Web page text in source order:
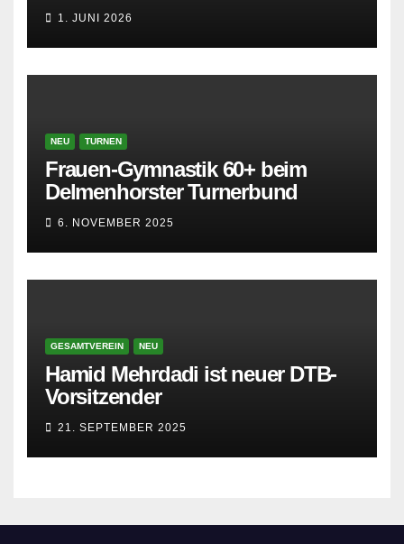
1. JUNI 2026
NEU TURNEN
Frauen-Gymnastik 60+ beim
Delmenhorster Turnerbund
6. NOVEMBER 2025
GESAMTVEREIN NEU
Hamid Mehrdadi ist neuer DTB-
Vorsitzender
21. SEPTEMBER 2025